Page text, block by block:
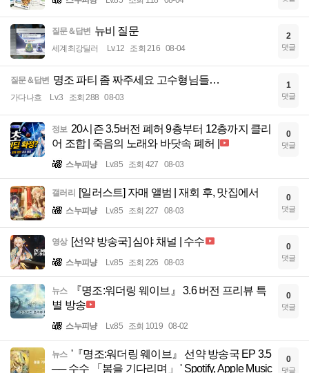
질문＆답변 뉴비 질문
세계최강딜러 Lv.12 조회 216 08-04
2
댓글
질문＆답변 명조 파티 좀 짜주세요 고수형님들…
가다나흐 Lv.3 조회 288 08-03
1
댓글
정보 20시즌 3.5버전 폐허 9층부터 12층까지 클리
어 조합 | 죽음의 노래와 바닷속 폐허 |
스누피냥 Lv.85 조회 427 08-03
0
댓글
갤러리 [일러스트] 자매 앨범 | 재회 후, 맛집에서
스누피냥 Lv.85 조회 227 08-03
0
댓글
영상 [선약 방송국] 심야 채널 | 수수
스누피냥 Lv.85 조회 226 08-03
0
댓글
뉴스
『명조:워더링 웨이브』 3.6 버전 프리뷰 특
별 방송
스누피냥 Lv.85 조회 1019 08-02
0
댓글
뉴스 '『명조:워더링 웨이브』 선약 방송국 EP 3.5
── 수수 「봄을 기다리며」 ' Spotify, Apple Music
0
댓글